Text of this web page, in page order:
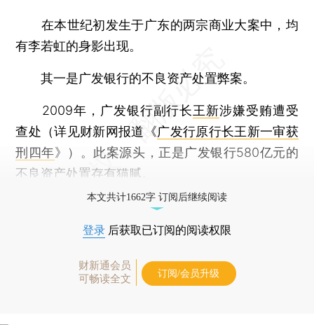
在本世纪初发生于广东的两宗商业大案中，均
有李若虹的身影出现。
其一是广发银行的不良资产处置弊案。
2009年，广发银行副行长王新涉嫌受贿遭受
查处（详见财新网报道《广发行原行长王新一审获
刑四年》）。此案源头，正是广发银行580亿元的
不良资产处置存有猫腻。
本文共计1662字 订阅后继续阅读
登录 后获取已订阅的阅读权限
财新通会员
可畅读全文
订阅/会员升级